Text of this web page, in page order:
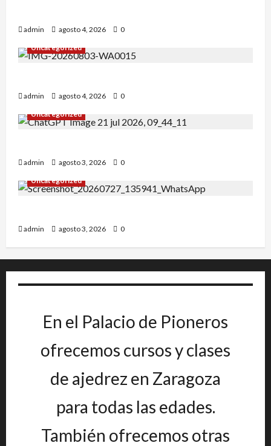
admin agosto 4, 2026
0
Uncategorized
admin agosto 4, 2026
0
Uncategorized
admin agosto 3, 2026
0
Uncategorized
admin agosto 3, 2026 0
En el Palacio de Pioneros
ofrecemos cursos y clases
de ajedrez en Zaragoza
para todas las edades.
También ofrecemos otras